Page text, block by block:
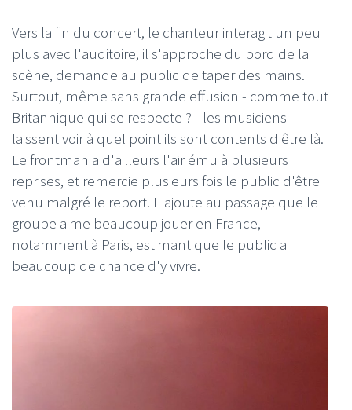
Vers la fin du concert, le chanteur ‎interagit un peu
plus avec l'auditoire, il s'approche du bord de la
scène, demande au public de taper des mains.
Surtout, même sans grande effusion - comme tout
Britannique qui se respecte ? - les musiciens
laissent voir à quel point ils sont contents d'être là.
Le frontman a d'ailleurs l'air ému à plusieurs
reprises, et remercie plusieurs fois le public d'être
venu malgré le report. Il ajoute au passage que le
groupe aime beaucoup jouer en France,
notamment à Paris, estimant que le public a
beaucoup de chance d'y vivre.